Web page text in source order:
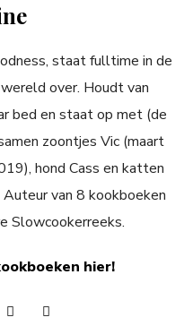
staat fulltime in de
over. Houdt van
bed en staat op met (de
zoontjes Vic (maart
hond Cass en katten
van 8 kookboeken
Slowcookerreeks.
hier!